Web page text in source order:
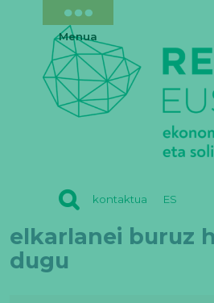
kontaktua ES
Menua
elkarlanei buruz
dugu